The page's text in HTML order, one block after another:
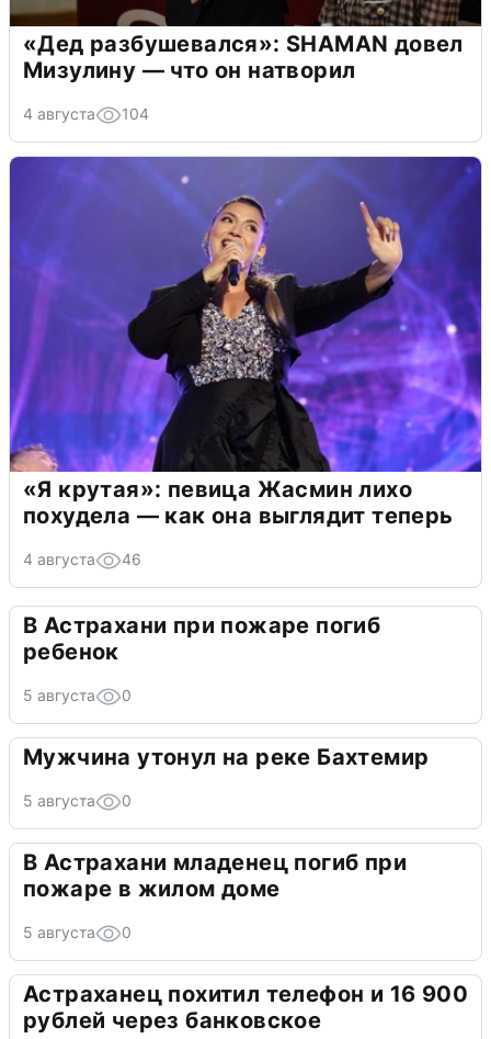
«Дед разбушевался»: SHAMAN довел
Мизулину — что он натворил
4 августа 104
«Я крутая»: певица Жасмин лихо
похудела — как она выглядит теперь
4 августа 46
В Астрахани при пожаре погиб
ребенок
5 августа 0
Мужчина утонул на реке Бахтемир
5 августа 0
В Астрахани младенец погиб при
пожаре в жилом доме
5 августа 0
Астраханец похитил телефон и 16 900
рублей через банковское